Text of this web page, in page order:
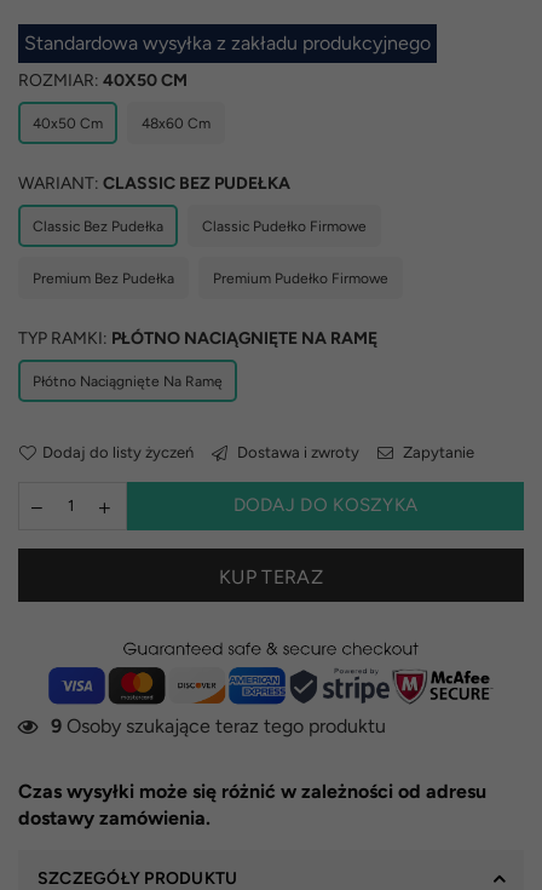
Standardowa wysyłka z zakładu produkcyjnego
ROZMIAR: 40X50 CM
40x50 Cm 48x60 Cm
WARIANT: CLASSIC BEZ PUDEŁKA
Classic Bez Pudełka Classic Pudełko Firmowe
Premium Bez Pudełka Premium Pudełko Firmowe
TYP RAMKI: PŁÓTNO NACIĄGNIĘTE NA RAMĘ
Płótno Naciągnięte Na Ramę
Dodaj do listy życzeń Dostawa i zwroty Zapytanie
DODAJ DO KOSZYKA
KUP TERAZ
9 Osoby szukające teraz tego produktu
Czas wysyłki może się różnić w zależności od adresu
dostawy zamówienia.
SZCZEGÓŁY PRODUKTU